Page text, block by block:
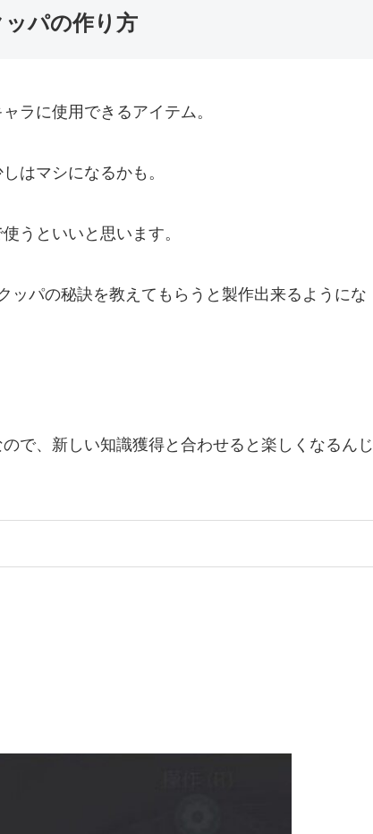
パの作り方
ラに使用できるアイテム。
はマシになるかも。
うといいと思います。
ッパの秘訣を教えてもらうと製作出来るようにな
で、新しい知識獲得と合わせると楽しくなるんじ